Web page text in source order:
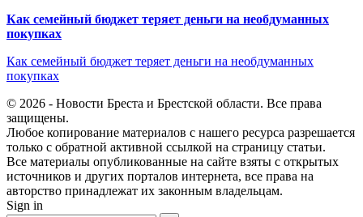
Как семейный бюджет теряет деньги на необдуманных
покупках
Как семейный бюджет теряет деньги на необдуманных
покупках
© 2026 - Новости Бреста и Брестской области. Все права
защищены.
Любое копирование материалов с нашего ресурса разрешается
только с обратной активной ссылкой на страницу статьи.
Все материалы опубликованные на сайте взяты с открытых
источников и других порталов интернета, все права на
авторство принадлежат их законным владельцам.
Sign in